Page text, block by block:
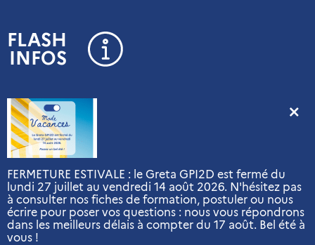
FLASH
INFOS
FERMETURE ESTIVALE : le Greta GPI2D est fermé du
lundi 27 juillet au vendredi 14 août 2026. N'hésitez pas
à consulter nos fiches de formation, postuler ou nous
écrire pour poser vos questions : nous vous répondrons
dans les meilleurs délais à compter du 17 août. Bel été à
vous !